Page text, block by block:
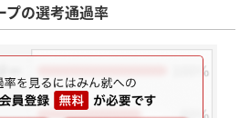
プの選考通過率